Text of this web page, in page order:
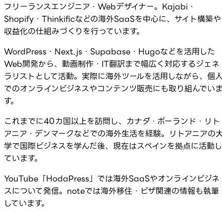
フリーランスエンジニア・Webデザイナー。Kajabi・
Shopify・Thinkificなどの海外SaaSを中心に、サイト構築や
収益化の仕組みづくりを行っています。
WordPress・Next.js・Supabase・Hugoなどを活用した
Web開発から、動画制作・IT翻訳まで幅広く対応するジェネ
ラリストとして活動。実際に海外ツールを活用しながら、個
でのオンラインビジネスやコンテンツ販売にも取り組んでい
す。
これまでに40カ国以上を訪問し、カナダ・ポーランド・リト
アニア・デンマークなどでの海外生活を経験。リトアニアの
学で国際ビジネスを学んだ後、現在はスペインを拠点に活動し
ています。
YouTube「HodaPress」では海外SaaSやオンラインビジネ
スについて発信。noteでは海外移住・ビザ関連の情報も執筆
しています。